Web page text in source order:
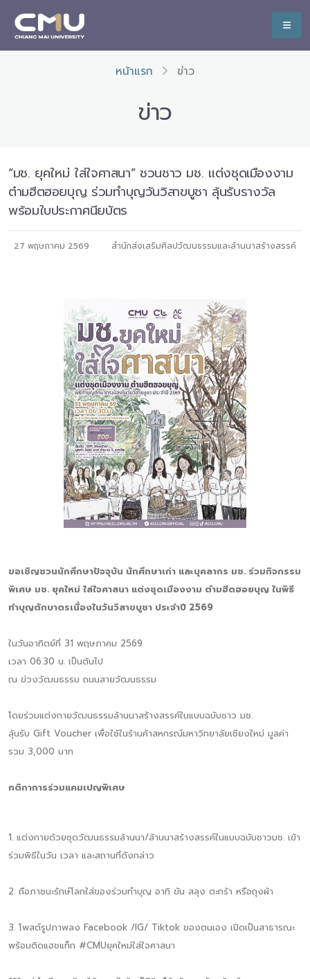
หน้าแรก ข่าว
ข่าว
“มช. ยุคใหม่ ใส่ใจศาสนา” ชวนชาว มช. แต่งชุดเมืองงาม
ต๋ามฮีตฮอยบุญ ร่วมทำบุญวันวิสาขบูชา ลุ้นรับรางวัล
พร้อมใบประกาศนียบัตร
27 พฤษภาคม 2569 สำนักส่งเสริมศิลปวัฒนธรรมและล้านนาสร้างสรรค์
ขอเชิญชวนนักศึกษาปัจจุบัน นักศึกษาเก่า และบุคลากร มช. ร่วมกิจกรรม
พิเศษ มช. ยุคใหม่ ใส่ใจศาสนา แต่งชุดเมืองงาม ต๋ามฮีตฮอยบุญ ในพิธี
ทำบุญตักบาตรเนื่องในวันวิสาขบูชา ประจำปี 2569
ในวันอาทิตย์ที่ 31 พฤษภาคม 2569
เวลา 06.30 น. เป็นต้นไป
ณ ข่วงวัฒนธรรม ถนนสายวัฒนธรรม
โดยร่วมแต่งกายวัฒนธรรมล้านนาสร้างสรรค์ในแบบฉบับชาว มช.
ลุ้นรับ Gift Voucher เพื่อใช้ในร้านค้าสหกรณ์มหาวิทยาลัยเชียงใหม่ มูลค่า
รวม 3,000 บาท
กติกาการร่วมแคมเปญพิเศษ
1. แต่งกายด้วยชุดวัฒนธรรมล้านนา/ล้านนาสร้างสรรค์ในแบบฉบับชาวมช. เข้า
ร่วมพิธีในวัน เวลา และสถานที่ดังกล่าว
2. ถือภาชนะรักษ์โลกใส่ของร่วมทำบุญ อาทิ ขัน สลุง ตะกร้า หรือถุงผ้า
3. โพสต์รูปภาพลง Facebook /IG/ Tiktok ของตนเอง เปิดเป็นสาธารณะ
พร้อมติดแฮชแท็ก #CMUยุคใหม่ใส่ใจศาสนา